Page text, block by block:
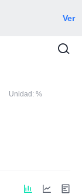
Ver
Unidad: %